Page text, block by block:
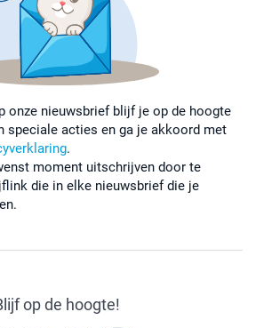
onze nieuwsbrief blijf je op de hoogte
speciale acties en ga je akkoord met
.
moment uitschrijven door te
die in elke nieuwsbrief die je
op de hoogte!